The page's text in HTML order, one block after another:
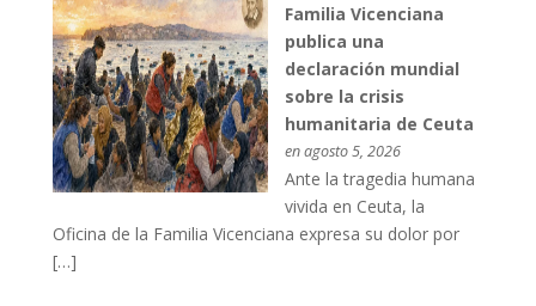
Familia Vicenciana
publica una
declaración mundial
sobre la crisis
humanitaria de Ceuta
en agosto 5, 2026
Ante la tragedia humana
vivida en Ceuta, la
Oficina de la Familia Vicenciana expresa su dolor por
[…]